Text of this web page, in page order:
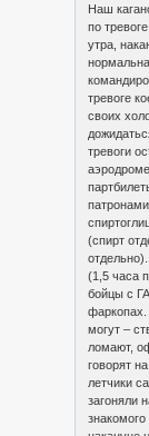
Наш
по
утра,
тревоге
своих
тревоги
(спирт
(1,5 часа
бойцы с
могут –
ломают,
говорят
летчики
загоняли